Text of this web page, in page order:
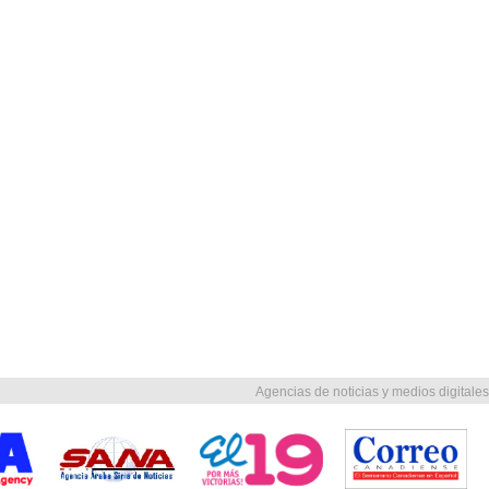
Agencias de noticias y medios digitales